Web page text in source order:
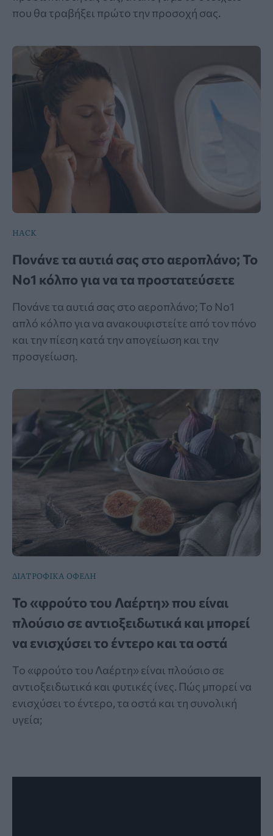
που θα τραβήξει πρώτο την προσοχή σας.
HACK
Πονάνε τα αυτιά σας στο αεροπλάνο; Το
Νο1 κόλπο για να τα προστατεύσετε
Πονάνε τα αυτιά σας στο αεροπλάνο; Το Νο1
απλό κόλπο για να ανακουφιστείτε από τον πόνο
και την πίεση κατά την απογείωση και την
προσγείωση.
ΔΙΑΤΡΟΦΙΚΑ ΟΦΕΛΗ
Το «φρούτο του Λαέρτη» που είναι
πλούσιο σε αντιοξειδωτικά και μπορεί
να ενισχύσει το έντερο και τα οστά
Το «φρούτο του Λαέρτη» είναι πλούσιο σε
αντιοξειδωτικά και φυτικές ίνες. Πώς μπορεί να
ενισχύσει το έντερο, τα οστά και τη συνολική
υγεία;